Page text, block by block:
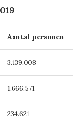
Aantal personen
3.139.008
1.666.571
234.621